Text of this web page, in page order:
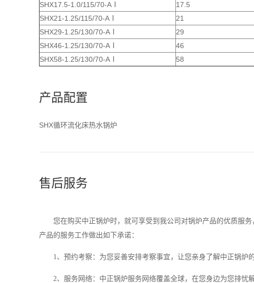
SHX17.5-1.0/115/70-AⅠ
17.5
SHX21-1.25/115/70-AⅠ
21
SHX29-1.25/130/70-AⅠ
29
SHX46-1.25/130/70-AⅠ
46
SHX58-1.25/130/70-AⅠ
58
产品配置
SHX循环流化床热水锅炉
售后服务
您在购买中正锅炉时，就可享受到我公司对锅炉产品的优质服务
产品的服务工作做出如下承诺：
1、预约考察：为您妥善安排考察事宜，让您亲身了解中正锅炉的
2、服务网络：中正锅炉服务网络覆盖全球，在您身边为您排忧解